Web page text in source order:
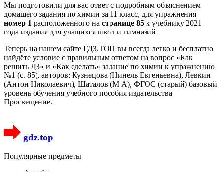
Мы подготовили для вас ответ c подробным объяснением
домашего задания по химии за 11 класс, для упражнения
номер 1 расположенного на странице 85 к учебнику 2021
года издания для учащихся школ и гимназий.
Теперь на нашем сайте ГДЗ.ТОП вы всегда легко и бесплатно
найдёте условие с правильным ответом на вопрос «Как
решить ДЗ» и «Как сделать» задание по химии к упражнению
№1 (с. 85), авторов: Кузнецова (Нинель Евгеньевна), Левкин
(Антон Николаевич), Шаталов (М А), ФГОС (старый) базовый
уровень обучения учебного пособия издательства
Просвещение.
gdz.top
Популярные предметы